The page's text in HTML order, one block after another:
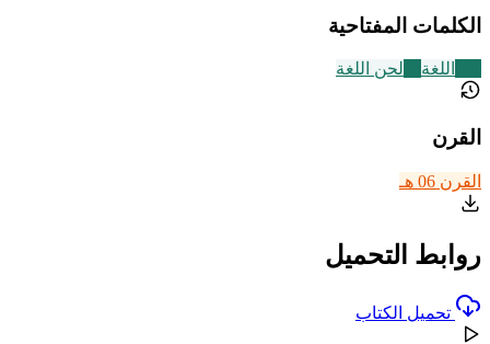
الكلمات المفتاحية
اللغة لحن اللغة
القرن
القرن 06 هـ
روابط التحميل
تحميل الكتاب